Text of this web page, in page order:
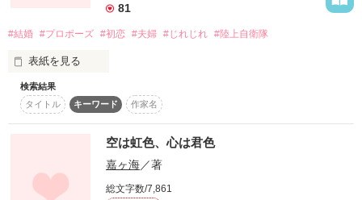
どうしたらいいのかわかんないけど、絶対に守るから」
想いを断ち切るために
冷たく突き放した俊介が放った力強い言葉に、
涙があふれる。
彼を逝かせたくない。
――これは、私たち幼なじみ３人が
81
#結婚 #プロポーズ #初恋 #夫婦 #じれじれ #陸上自衛隊
表紙を見る
ずっと好きだった人に想いが届いてプロポーズされて
晴れて彼と夫婦になりました。
私の旦那様は優しくてカッコよくて
日々、誰かのために働く素敵な人。
検索結果
タイトル
キーワード 作家名
空は虹色、心は君色
嘉ヶ海／著
総文字数/7,861